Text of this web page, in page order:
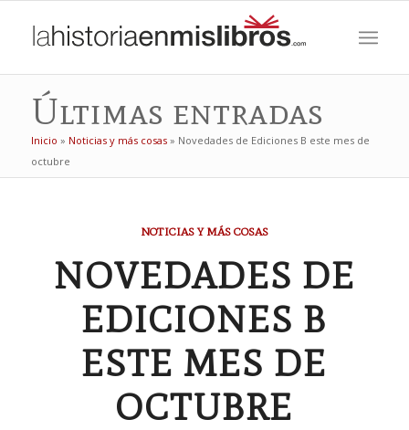
Últimas entradas
Inicio » Noticias y más cosas» Novedades de Ediciones B este mes de
octubre
NOTICIAS Y MÁS COSAS
NOVEDADES DE
EDICIONES B
ESTE MES DE
OCTUBRE